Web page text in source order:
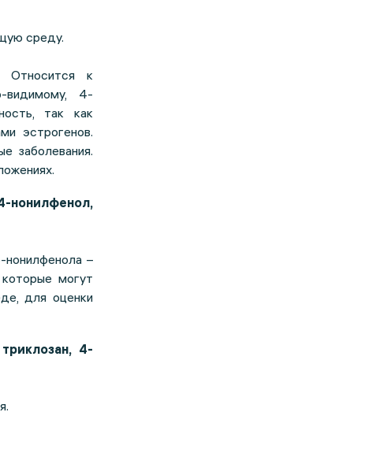
среду.
Относится к
видимому, 4-
так как
эстрогенов.
заболевания.
нонилфенол,
–
могут
для оценки
4-